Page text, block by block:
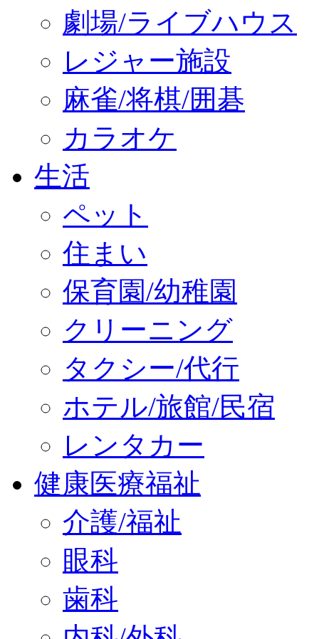
劇場/ライブハウス
レジャー施設
麻雀/将棋/囲碁
カラオケ
生活
ペット
住まい
保育園/幼稚園
クリーニング
タクシー/代行
ホテル/旅館/民宿
レンタカー
健康医療福祉
介護/福祉
眼科
歯科